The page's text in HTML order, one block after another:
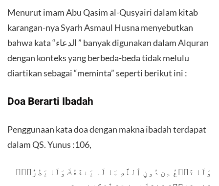
Menurut imam Abu Qasim al-Qusyairi dalam kitab
karangan-nya Syarh Asmaul Husna menyebutkan
bahwa kata “الدعاء ” banyak digunakan dalam Alquran
dengan konteks yang berbeda-beda tidak melulu
diartikan sebagai “meminta” seperti berikut ini :
Doa Berarti Ibadah
Penggunaan kata doa dengan makna ibadah terdapat
dalam QS. Yunus :106,